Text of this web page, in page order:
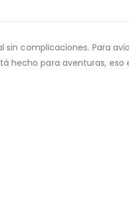
sin complicaciones. Para
para aventuras,